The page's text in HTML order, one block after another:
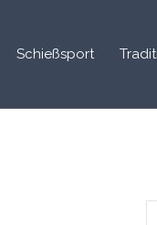
Schießsport